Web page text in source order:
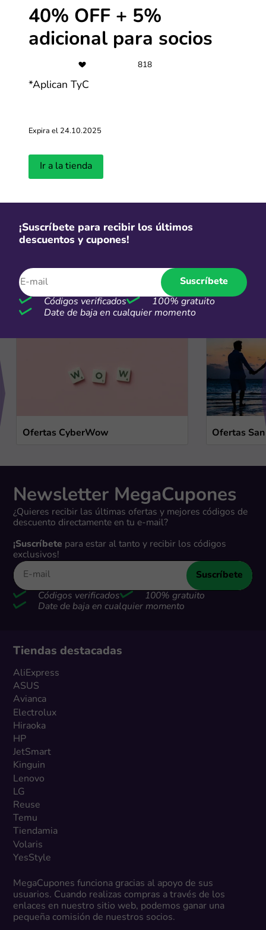
Últimas entradas del blog
Actualizado: 01.04.2026
Ofertas de temporada
Ver más
Ofertas CyberWow Ofertas
Newsletter MegaCupones
¿Quieres recibir las últimas ofertas y mejores códigos de
descuento directamente en tu e-mail?
¡Suscríbete para estar al tanto y recibir los códigos
exclusivos!
Suscríbete
Códigos verificados
100% gratuito
Date de baja en cualquier momento
Tiendas destacadas
AliExpress
ASUS
Avianca
Electrolux
Hiraoka
HP
JetSmart
Kinguin
Lenovo
LG
Reuse
Temu
Tiendamia
Volaris
YesStyle
40% OFF + 5%
adicional para socios
818
*Aplican TyC
Expira el 24.10.2025
Ir a la tienda
¡Suscríbete para recibir los últimos
descuentos y cupones!
Suscríbete
Códigos verificados
100% gratuito
Date de baja en cualquier momento
MegaCupones funciona gracias al apoyo de sus
usuarios. Cuando realizas compras a través de los
enlaces en nuestro sitio web, podemos ganar una
pequeña comisión de nuestros socios.